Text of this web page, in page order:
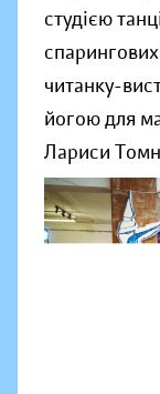
студією
спарингових
читанку-
йогою для
Лариси